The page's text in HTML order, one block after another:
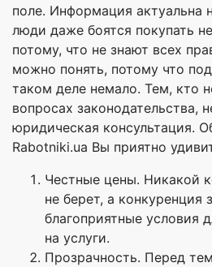
поле. Информация актуальна
люди даже боятся покупать
потому, что не знают всех
можно понять, потому что
таком деле немало. Тем, кто
вопросах законодательства,
юридическая консультация.
Rabotniki.ua Вы приятно
Честные цены. Никакой
не берет, а конкуренция
благоприятные условия
на услуги.
Прозрачность. Перед